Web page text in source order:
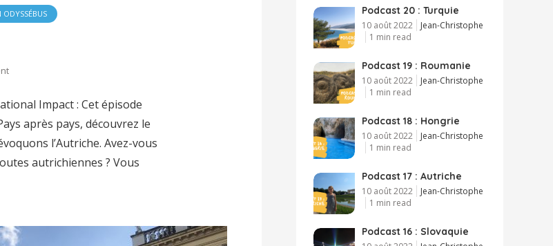
ODYSSÉBUS
Impact : Cet épisode
après pays, découvrez le
l’Autriche. Avez-vous
autrichiennes ? Vous
Podcast 20 : Turquie
10 août 2022
Jean-Christophe
1 min read
Podcast 19 : Roumanie
10 août 2022
Jean-Christophe
1 min read
Podcast 18 : Hongrie
10 août 2022
Jean-Christophe
1 min read
Podcast 17 : Autriche
10 août 2022
Jean-Christophe
1 min read
Podcast 16 : Slovaquie